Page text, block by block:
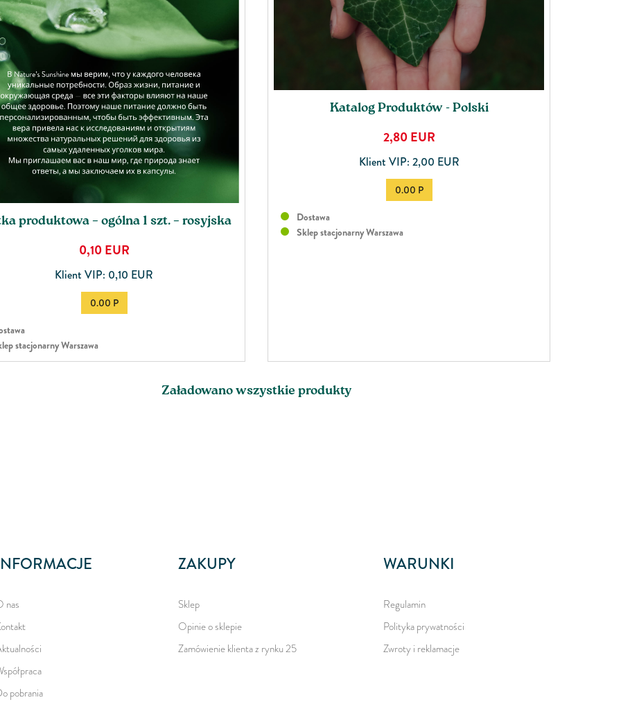
produktowa – ogólna 1 szt. – rosyjska
0,10 EUR
Klient VIP: 0,10 EUR
0.00 P
stacjonarny Warszawa
Katalog Produktów - Polski
2,80 EUR
Klient VIP: 2,00 EUR
0.00 P
Dostawa
Sklep stacjonarny Warszawa
Załadowano wszystkie produkty
nas
pobrania
ZAKUPY
Sklep
Opinie o sklepie
Zamówienie klienta z rynku 25
WARUNKI
Regulamin
Polityka prywatności
Zwroty i reklamacje